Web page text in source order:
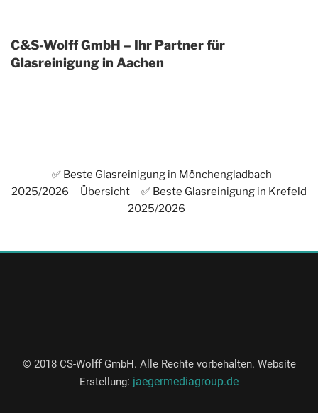
C&S-Wolff GmbH – Ihr Partner für
Glasreinigung in Aachen
✅ Beste Glasreinigung in Mönchengladbach
2025/2026
Übersicht
✅ Beste Glasreinigung in Krefeld
2025/2026
© 2018 CS-Wolff GmbH. Alle Rechte vorbehalten. Website
Erstellung: jaegermediagroup.de